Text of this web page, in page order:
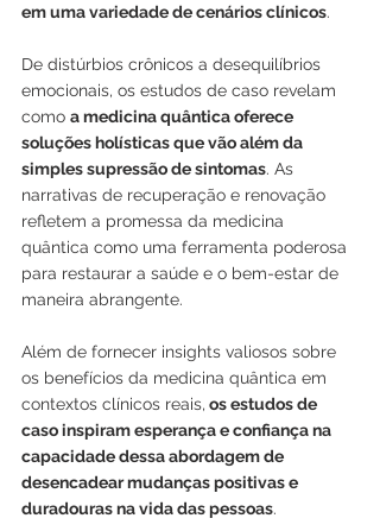
em uma variedade de cenários clínicos.
De distúrbios crônicos a desequilíbrios
emocionais, os estudos de caso revelam
como a medicina quântica oferece
soluções holísticas que vão além da
simples supressão de sintomas. As
narrativas de recuperação e renovação
refletem a promessa da medicina
quântica como uma ferramenta poderosa
para restaurar a saúde e o bem-estar de
maneira abrangente.
Além de fornecer insights valiosos sobre
os benefícios da medicina quântica em
contextos clínicos reais, os estudos de
caso inspiram esperança e confiança na
capacidade dessa abordagem de
desencadear mudanças positivas e
duradouras na vida das pessoas.